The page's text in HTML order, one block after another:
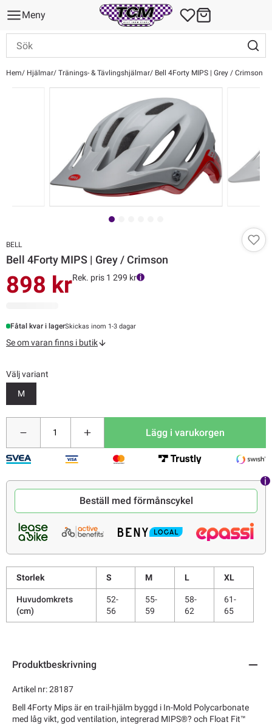
Meny
Hem Hjälmar Tränings- & Tävlingshjälmar Bell 4Forty MIPS | Grey / Crimson
BELL
Bell 4Forty MIPS | Grey / Crimson
898 krRek. pris 1 299 kr
Fåtal kvar i lagerSkickas inom 1-3 dagar
Se om varan finns i butik
Välj variant
M
Lägg i varukorgen
Beställ med förmånscykel
Storlek S M L XL
Huvudomkrets
(cm)
52-
56
55-
59
58-
62
61-
65
Produktbeskrivning
Artikel nr: 28187
Bell 4Forty Mips är en trail-hjälm byggd i In-Mold Polycarbonate
med låg vikt, god ventilation, integrerad MIPS®? och Float Fit™